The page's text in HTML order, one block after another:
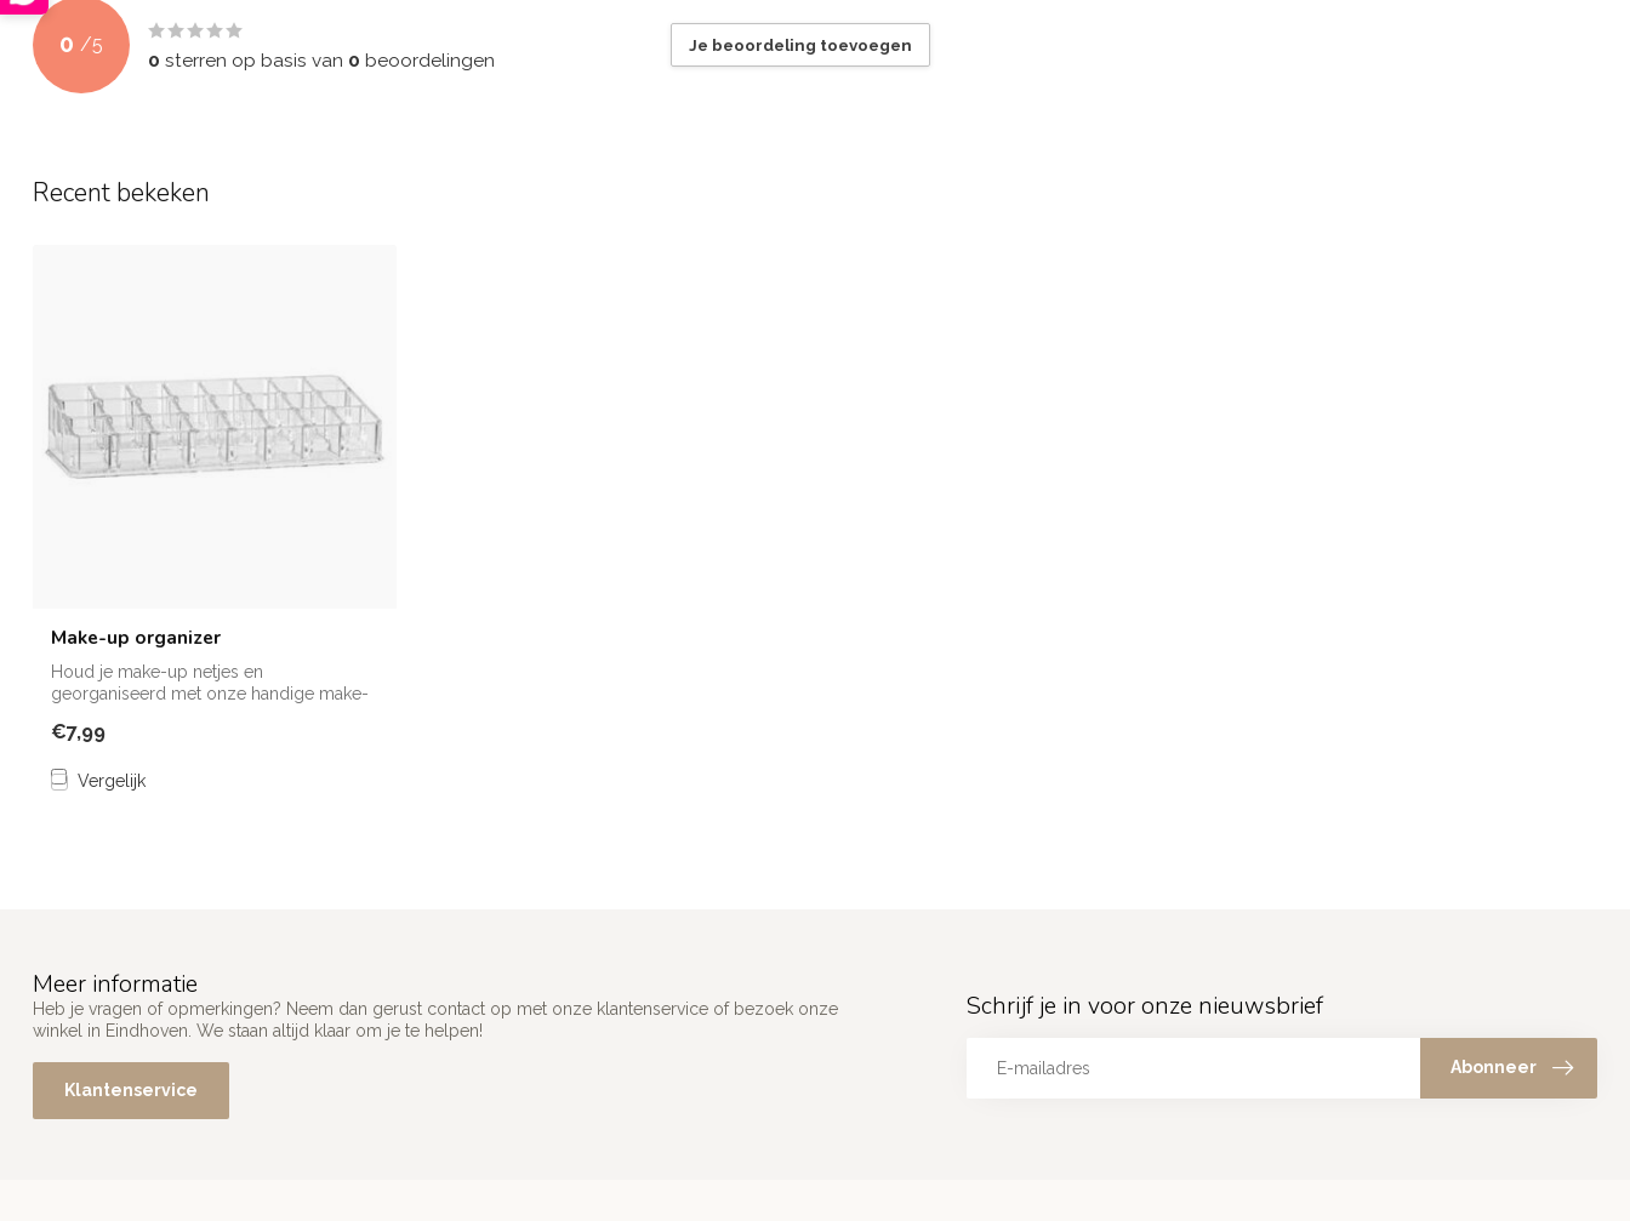
0 /5
0 sterren op basis van 0 beoordelingen
Je beoordeling toevoegen
Recent bekeken
Make-up organizer
Houd je make-up netjes en
georganiseerd met onze handige make-
€7,99
Vergelijk
Meer informatie
Heb je vragen of opmerkingen? Neem dan gerust contact op met onze klantenservice of bezoek onze
winkel in Eindhoven. We staan altijd klaar om je te helpen!
Klantenservice
Schrijf je in voor onze nieuwsbrief
Abonneer